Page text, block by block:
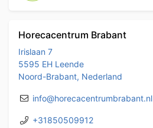
Horecacentrum Brabant
Irislaan 7
5595 EH Leende
Noord-Brabant, Nederland
info@horecacentrumbrabant.nl
+31850509912